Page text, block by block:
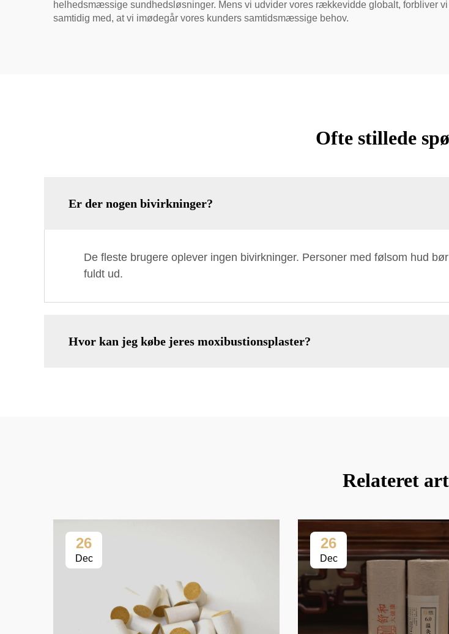
helhedsmæssige sundhedsløsninger. Mens vi udvider vores rækkevidde globalt, forbliver
samtidig med, at vi imødegår vores kunders samtidsmæssige behov.
Ofte stillede
Er der nogen bivirkninger?
De fleste brugere oplever ingen bivirkninger. Personer med følsom hud
fuldt ud.
Hvor kan jeg købe jeres moxibustionsplaster?
Relateret
26
Dec
26
Dec